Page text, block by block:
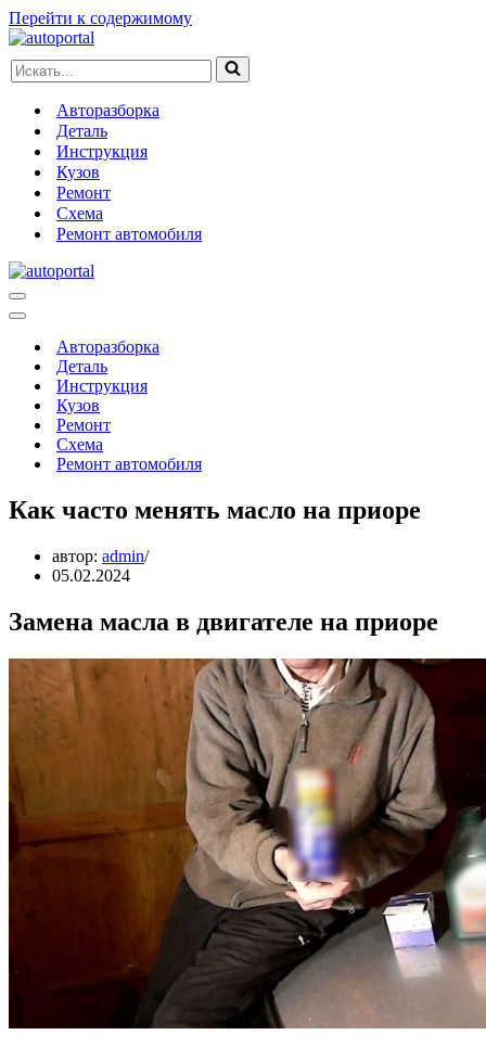
Перейти к содержимому
Искать...
Авторазборка
Деталь
Инструкция
Кузов
Ремонт
Схема
Ремонт автомобиля
Меню
навигации
Меню
навигацииАвторазборка
Деталь
Инструкция
Кузов
Ремонт
Схема
Ремонт автомобиля
Как часто менять масло на приоре
автор: admin
05.02.2024
Замена масла в двигателе на приоре